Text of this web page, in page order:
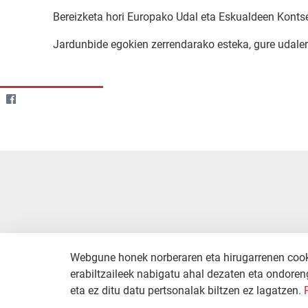
Bereizketa hori Europako Udal eta Eskualdeen
Jardunbide egokien zerrendarako esteka, gure
Webgune honek norberaren eta hirugarrenen
erabiltzaileek nabigatu ahal dezaten eta
eta ez ditu datu pertsonalak biltzen ez lagatzen.